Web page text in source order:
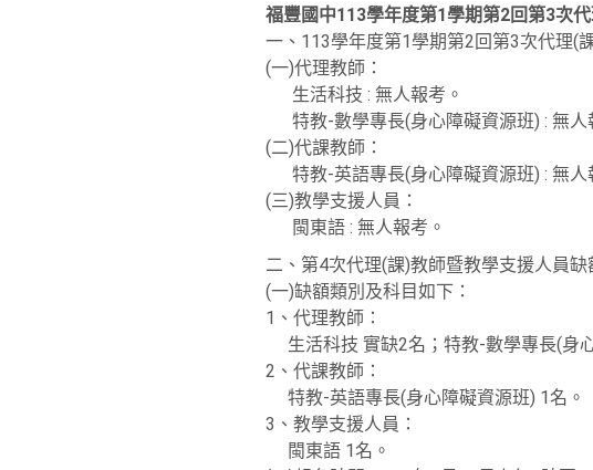
福豐國中113學年度第1學期第2回第3次
一、113學年度第1學期第2回第3次代理(
(一)代理教師：
生活科技 : 無人報考。
特教-數學專長(身心障礙資源班) : 無人
(二)代課教師：
特教-英語專長(身心障礙資源班) : 無人
(三)教學支援人員：
閩東語 : 無人報考。
二、第4次代理(課)教師暨教學支援人員缺
(一)缺額類別及科目如下：
1、代理教師：
生活科技 實缺2名；特教-數學專長(身
2、代課教師：
特教-英語專長(身心障礙資源班) 1名。
3、教學支援人員：
閩東語 1名。